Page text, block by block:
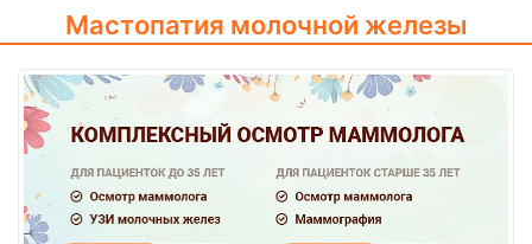
Мастопатия молочной железы